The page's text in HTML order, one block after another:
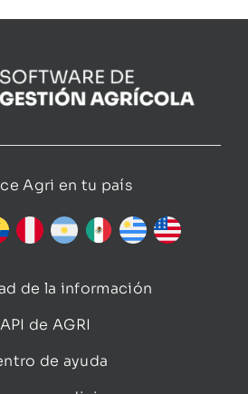
Agri en tu país
de la información
API de AGRI
de ayuda